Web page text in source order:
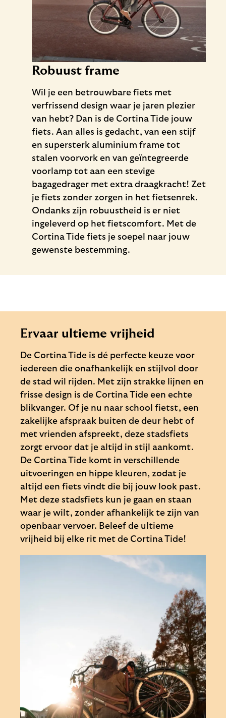
Robuust frame
Wil je een betrouwbare fiets met
verfrissend design waar je jaren plezier
van hebt? Dan is de Cortina Tide jouw
fiets. Aan alles is gedacht, van een stijf
en supersterk aluminium frame tot
stalen voorvork en van geïntegreerde
voorlamp tot aan een stevige
bagagedrager met extra draagkracht! Zet
je fiets zonder zorgen in het fietsenrek.
Ondanks zijn robuustheid is er niet
ingeleverd op het fietscomfort. Met de
Cortina Tide fiets je soepel naar jouw
gewenste bestemming.
Ervaar ultieme vrijheid
De Cortina Tide is dé perfecte keuze voor
iedereen die onafhankelijk en stijlvol door
de stad wil rijden. Met zijn strakke lijnen en
frisse design is de Cortina Tide een echte
blikvanger. Of je nu naar school fietst, een
zakelijke afspraak buiten de deur hebt of
met vrienden afspreekt, deze stadsfiets
zorgt ervoor dat je altijd in stijl aankomt.
De Cortina Tide komt in verschillende
uitvoeringen en hippe kleuren, zodat je
altijd een fiets vindt die bij jouw look past.
Met deze stadsfiets kun je gaan en staan
waar je wilt, zonder afhankelijk te zijn van
openbaar vervoer. Beleef de ultieme
vrijheid bij elke rit met de Cortina Tide!